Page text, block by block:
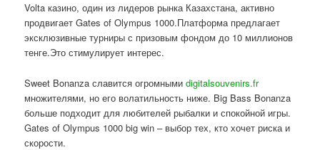
Volta казино, один из лидеров рынка Казахстана, активно
продвигает Gates of Olympus 1000.Платформа предлагает
эксклюзивные турниры с призовым фондом до 10 миллионов
тенге.Это стимулирует интерес.
Sweet Bonanza славится огромнымиdigitalsouvenirs.fr
множителями, но его волатильность ниже. Big Bass Bonanza
больше подходит для любителей рыбалки и спокойной игры.
Gates of Olympus 1000 big win – выбор тех, кто хочет риска и
скорости.